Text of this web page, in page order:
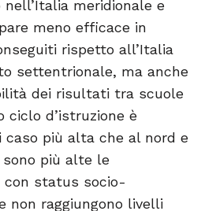
meridionale e
meno efficace in
rispetto all’Italia
settentrionale, ma anche
dei risultati tra scuole
d’istruzione è
più alta che al nord e
più alte le
con status socio-
non raggiungono livelli